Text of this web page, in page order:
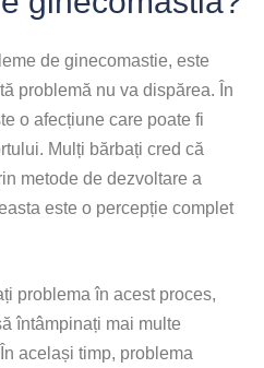
de ginecomastie, este
problemă nu va dispărea. În
o afecțiune care poate fi
Mulți bărbați cred că
metode de dezvoltare a
este o percepție complet
problema în acest proces,
întâmpinați mai multe
același timp, problema